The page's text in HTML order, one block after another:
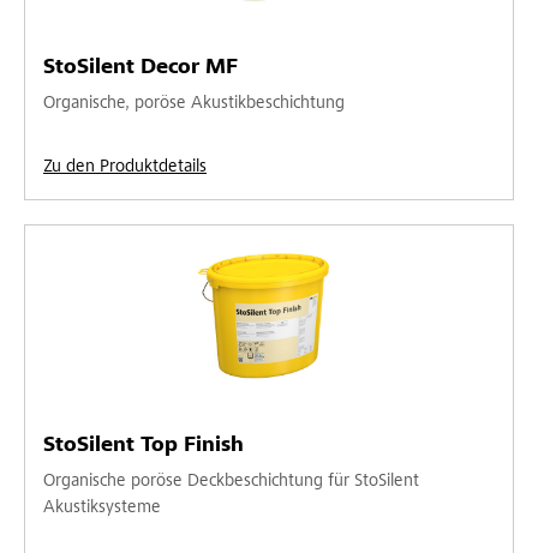
StoSilent Decor MF
Organische, poröse Akustikbeschichtung
Zu den Produktdetails
StoSilent Top Finish
Organische poröse Deckbeschichtung für StoSilent
Akustiksysteme